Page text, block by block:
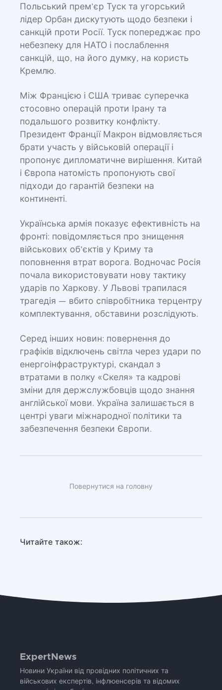
Польський прем’єр Туск та угорський
лідер Орбан дискутують щодо безпеки і
санкцій проти Росії. Туск попереджає про
небезпеку для НАТО і послаблення
санкцій, що, на його думку, на користь
Кремлю.
Між Францією і США триває суперечка
стосовно операцій проти Ірану та
подальшого розвитку конфлікту.
Президент Франції Макрон відмовляється
брати участь у військовій операції і
пропонує дипломатичне вирішення. Китай
і Європа натомість пропонують свої
підходи до гарантій безпеки на
континенті.
Українська армія показує ефективність на
фронті: повідомляється про знищення
військових об’єктів у Криму та
поповнення втрат ворога. Водночас Росія
почала використовувати нову тактику
ударів по Харкову. У Львові трапилася
трагедія — вбито співробітника терцентру
комплектування, обставини розслідують.
Серед інших новин: повернення до
графіків відключень світла через удари по
енергоінфраструктурі, скандал з
втратами в полку «Скеля» та кадрові
зміни для держслужбовців щодо знання
англійської мови. Україна залишається в
центрі уваги міжнародної політики та
забезпечення безпеки Європи.
Повернутися на головну
Читайте також:
ExpertNews
Новини України від провідних політичних та
військових експертів, інфлюенсерів та відомих